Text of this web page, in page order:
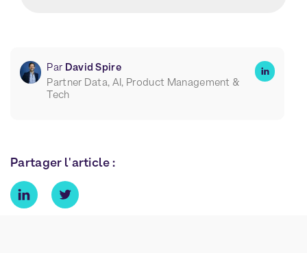
Par David Spire
Partner Data, AI, Product Management &
Tech
Partager l'article :